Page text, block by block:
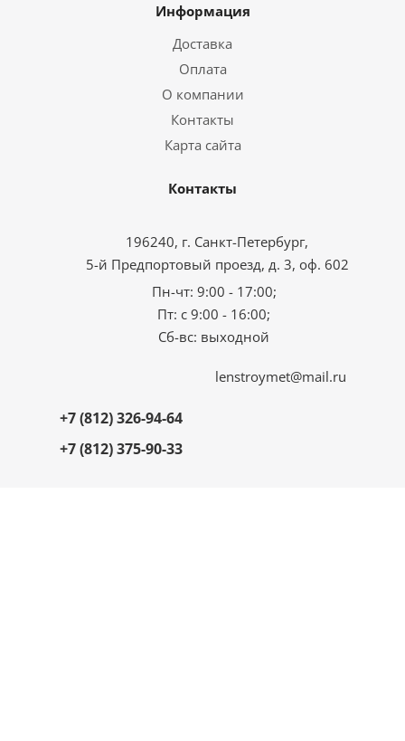
Информация
Доставка
Оплата
О компании
Контакты
Карта сайта
Контакты
196240, г. Санкт-Петербург,
5-й Предпортовый проезд, д. 3, оф. 602
Пн-чт: 9:00 - 17:00;
Пт: с 9:00 - 16:00;
Сб-вс: выходной
+7 (812) 326-94-64
+7 (812) 375-90-33
lenstroymet@mail.ru